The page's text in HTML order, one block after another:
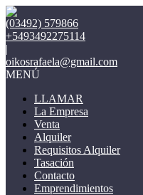
(03492) 579866
+5493492275114
|
oikosrafaela@gmail.com
MENÚ
LLAMAR
La Empresa
Venta
Alquiler
Requisitos Alquiler
Tasación
Contacto
Emprendimientos